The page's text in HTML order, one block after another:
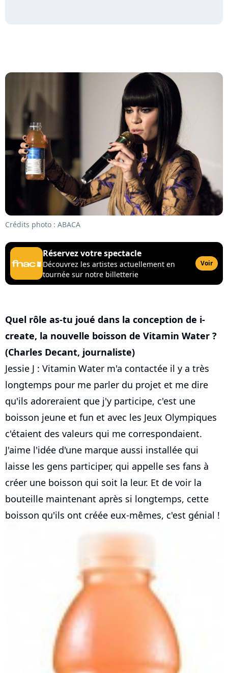
Crédits photo : ABACA
Réservez votre spectacle
Découvrez les artistes actuellement en
tournée sur notre billetterie
Voir
Quel rôle as-tu joué dans la conception de i-
create, la nouvelle boisson de Vitamin Water ?
(Charles Decant, journaliste)
Jessie J : Vitamin Water m'a contactée il y a très
longtemps pour me parler du projet et me dire
qu'ils adoreraient que j'y participe, c'est une
boisson jeune et fun et avec les Jeux Olympiques
c'étaient des valeurs qui me correspondaient.
J'aime l'idée d'une marque aussi installée qui
laisse les gens participer, qui appelle ses fans à
créer une boisson qui soit la leur. Et de voir la
bouteille maintenant après si longtemps, cette
boisson qu'ils ont créée eux-mêmes, c'est génial !